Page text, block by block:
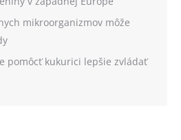
mikroorganizmov môže
pomôcť kukurici lepšie zvládať